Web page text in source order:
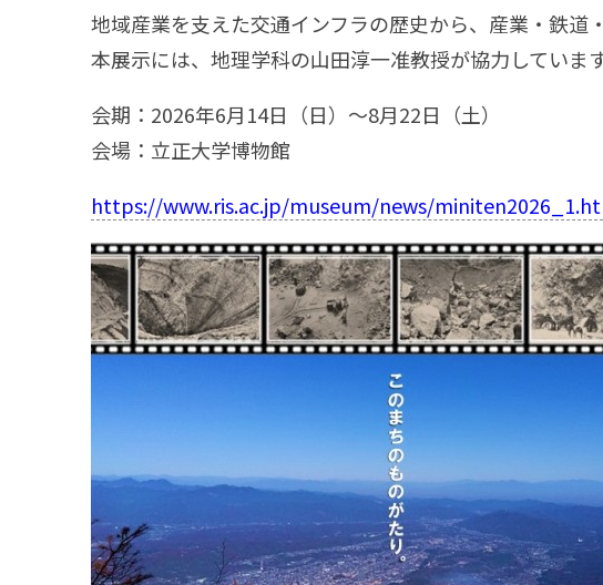
地域産業を支えた交通インフラの歴史から、産業・鉄道
本展示には、地理学科の山田淳一准教授が協力しています
会期：2026年6月14日（日）〜8月22日（土）
会場：立正大学博物館
https://www.ris.ac.jp/museum/news/